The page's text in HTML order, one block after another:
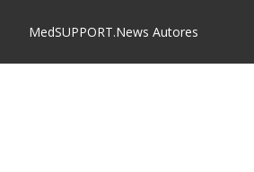
MedSUPPORT.News Autores